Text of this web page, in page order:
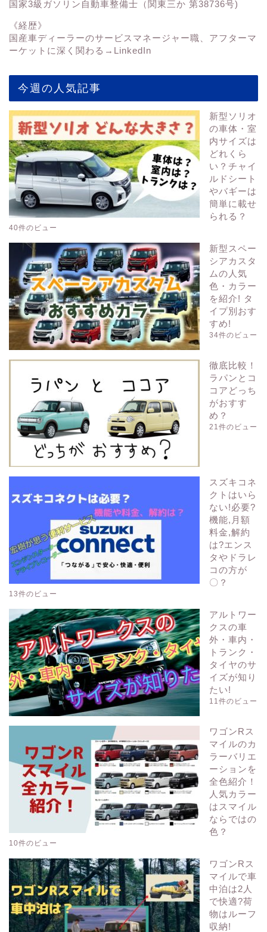
国家3級ガソリン自動車整備士（関東三か 第38736号)
《経歴》
国産車ディーラーのサービスマネージャー職、アフターマ
ーケットに深く関わる→ LinkedIn
今週の人気記事
新型ソリオ
の車体・室
内サイズは
どれくら
い？チャイ
ルドシート
やバギーは
簡単に載せ
られる？
40件のビュー
新型スペー
シアカスタ
ムの人気
色・カラー
を紹介! タ
イプ別おす
すめ!
34件のビュー
徹底比較！
ラパンとコ
コアどっち
がおすす
め？
21件のビュー
スズキコネ
クトはいら
ない!必要?
機能,月額
料金,解約
は?エンス
タやドラレ
コの方が
〇？
13件のビュー
アルトワー
クスの車
外・車内・
トランク・
タイヤのサ
イズが知り
たい!
11件のビュー
ワゴンRス
マイルのカ
ラーバリエ
ーションを
全色紹介！
人気カラー
はスマイル
ならではの
色？
10件のビュー
ワゴンRス
マイルで車
中泊は2人
で快適?荷
物はルーフ
収納!